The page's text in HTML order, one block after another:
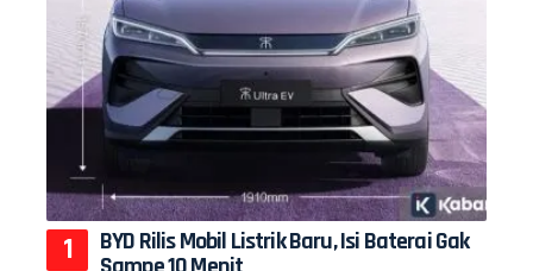
BYD Rilis Mobil Listrik Baru, Isi Baterai Gak